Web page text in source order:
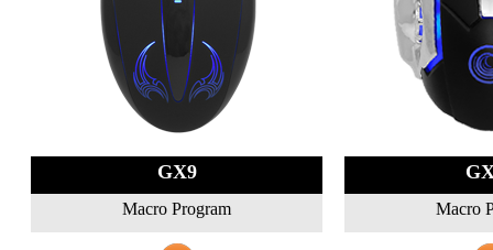
GX9
Macro Program Macro